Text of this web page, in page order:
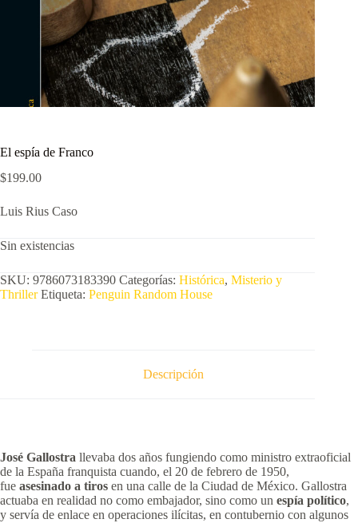
El espía de Franco
$199.00
Luis Rius Caso
Sin existencias
SKU: 9786073183390 Categorías: Histórica, Misterio y
Thriller Etiqueta: Penguin Random House
Descripción
José Gallostra llevaba dos años fungiendo como ministro extraoficial
de la España franquista cuando, el 20 de febrero de 1950,
fue asesinado a tiros en una calle de la Ciudad de México. Gallostra
actuaba en realidad no como embajador, sino como un espía político,
y servía de enlace en operaciones ilícitas, en contubernio con algunos